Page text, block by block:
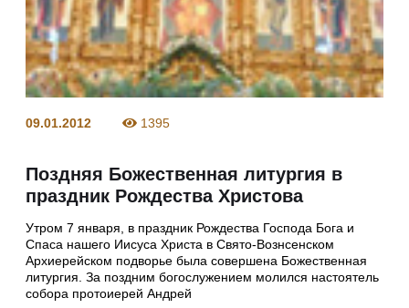
09.01.2012 1395
Поздняя Божественная литургия в
праздник Рождества Христова
Утром 7 января, в праздник Рождества Господа Бога и
Спаса нашего Иисуса Христа в Свято-Вознсенском
Архиерейском подворье была совершена Божественная
литургия. За поздним богослужением молился настоятель
собора протоиерей Андрей